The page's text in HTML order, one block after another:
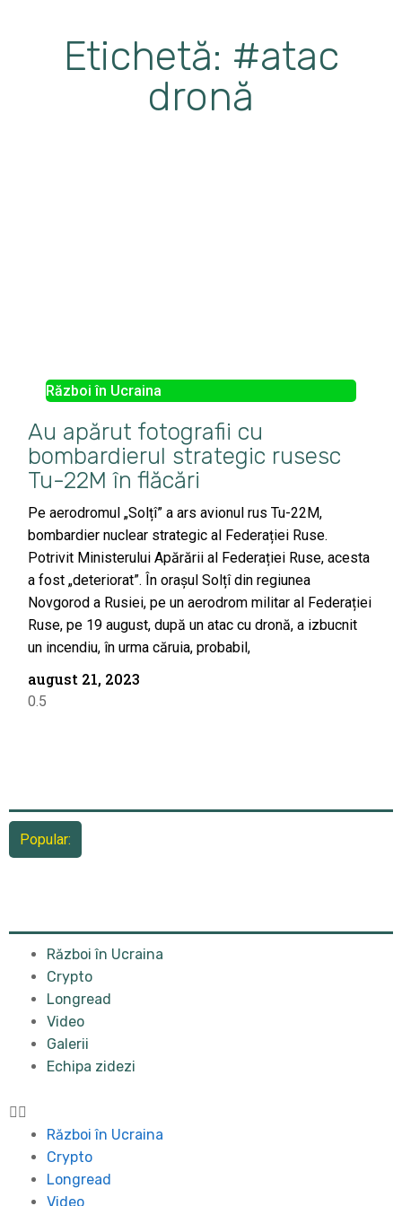
Etichetă: #atac
dronă
Război în Ucraina
Au apărut fotografii cu
bombardierul strategic rusesc
Tu-22M în flăcări
Pe aerodromul „Solțî” a ars avionul rus Tu-22M,
bombardier nuclear strategic al Federației Ruse.
Potrivit Ministerului Apărării al Federației Ruse, acesta
a fost „deteriorat”. În orașul Solțî din regiunea
Novgorod a Rusiei, pe un aerodrom militar al Federației
Ruse, pe 19 august, după un atac cu dronă, a izbucnit
un incendiu, în urma căruia, probabil,
august 21, 2023
Popular:
Război în Ucraina
Crypto
Longread
Video
Galerii
Echipa zidezi
Război în Ucraina
Crypto
Longread
Video